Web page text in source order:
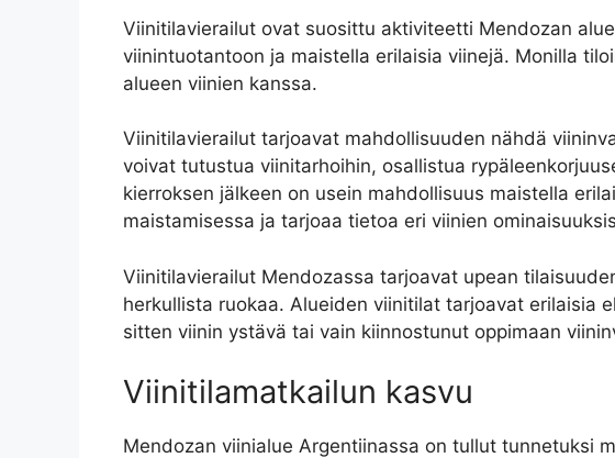
Viinitilavierailut ovat suosittu aktiviteetti Mendozan
viinintuotantoon ja maistella erilaisia viinejä. Monilla
alueen viinien kanssa.
Viinitilavierailut tarjoavat mahdollisuuden nähdä
voivat tutustua viinitarhoihin, osallistua
kierroksen jälkeen on usein mahdollisuus maistella
maistamisessa ja tarjoaa tietoa eri viinien
Viinitilavierailut Mendozassa tarjoavat upean
herkullista ruokaa. Alueiden viinitilat tarjoavat erilaisia
sitten viinin ystävä tai vain kiinnostunut oppimaan
Viinitilamatkailun kasvu
Mendozan viinialue Argentiinassa on tullut tunnetuksi